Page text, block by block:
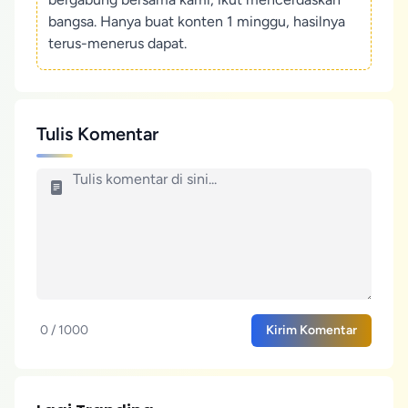
bangsa. Hanya buat konten 1 minggu, hasilnya
terus-menerus dapat.
Tulis Komentar
0 / 1000 Kirim Komentar